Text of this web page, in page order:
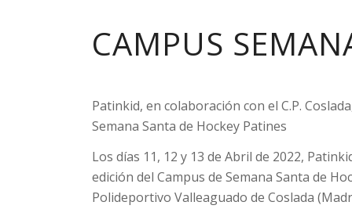
CAMPUS
Patinkid, en colaboración con el C.P.
Semana Santa de Hockey Patines
Los días 11, 12 y 13 de Abril de 2022,
edición del Campus de Semana Santa de
Polideportivo Valleaguado de Coslada